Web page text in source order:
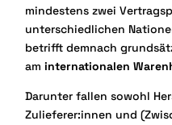
mindestens zwei
unterschiedlichen
betrifft demnach
aminternationalen
Darunter fallen sowohl
Zulieferer:innen und